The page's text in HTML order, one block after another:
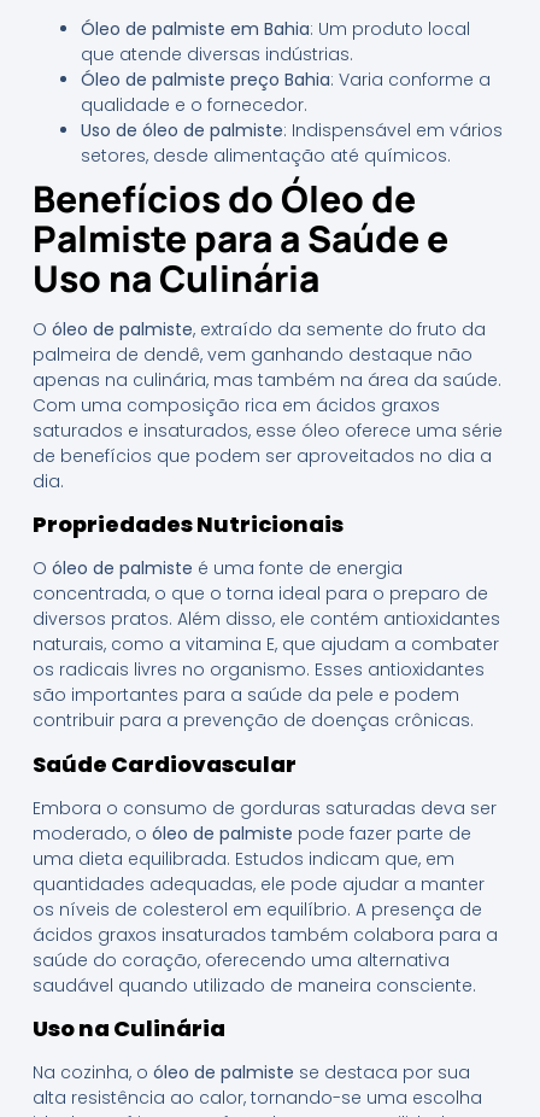
Óleo de palmiste em Bahia: Um produto local
que atende diversas indústrias.
Óleo de palmiste preço Bahia: Varia conforme a
qualidade e o fornecedor.
Uso de óleo de palmiste: Indispensável em vários
setores, desde alimentação até químicos.
Benefícios do Óleo de
Palmiste para a Saúde e
Uso na Culinária
O óleo de palmiste, extraído da semente do fruto da
palmeira de dendê, vem ganhando destaque não
apenas na culinária, mas também na área da saúde.
Com uma composição rica em ácidos graxos
saturados e insaturados, esse óleo oferece uma série
de benefícios que podem ser aproveitados no dia a
dia.
Propriedades Nutricionais
O óleo de palmiste é uma fonte de energia
concentrada, o que o torna ideal para o preparo de
diversos pratos. Além disso, ele contém antioxidantes
naturais, como a vitamina E, que ajudam a combater
os radicais livres no organismo. Esses antioxidantes
são importantes para a saúde da pele e podem
contribuir para a prevenção de doenças crônicas.
Saúde Cardiovascular
Embora o consumo de gorduras saturadas deva ser
moderado, o óleo de palmiste pode fazer parte de
uma dieta equilibrada. Estudos indicam que, em
quantidades adequadas, ele pode ajudar a manter
os níveis de colesterol em equilíbrio. A presença de
ácidos graxos insaturados também colabora para a
saúde do coração, oferecendo uma alternativa
saudável quando utilizado de maneira consciente.
Uso na Culinária
Na cozinha, o óleo de palmiste se destaca por sua
alta resistência ao calor, tornando-se uma escolha